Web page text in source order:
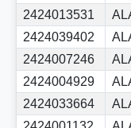
2424013531
2424039402
2424007246
2424004929
2424033664